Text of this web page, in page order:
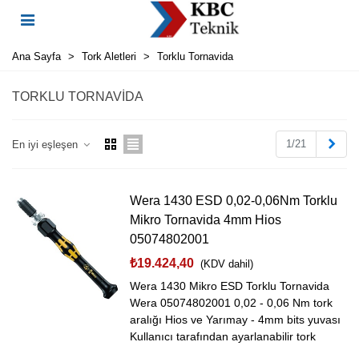
Ana Sayfa > Tork Aletleri > Torklu Tornavida
TORKLU TORNAVIDA
En iyi eşleşen 1/21
Wera 1430 ESD 0,02-0,06Nm Torklu
Mikro Tornavida 4mm Hios
05074802001
₺19.424,40 (KDV dahil)
Wera 1430 Mikro ESD Torklu Tornavida
Wera 05074802001 0,02 - 0,06 Nm tork
aralığı Hios ve Yarımay - 4mm bits yuvası
Kullanıcı tarafından ayarlanabilir tork